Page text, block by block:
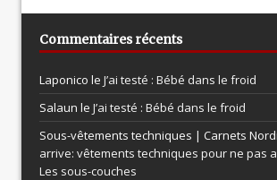
Commentaires récents
Laponico le J’ai testé : Bébé dans le froid
Salaun le J’ai testé : Bébé dans le froid
Sous-vêtements techniques | Carnets
arrive: vêtements techniques pour ne pas
Les sous-couches